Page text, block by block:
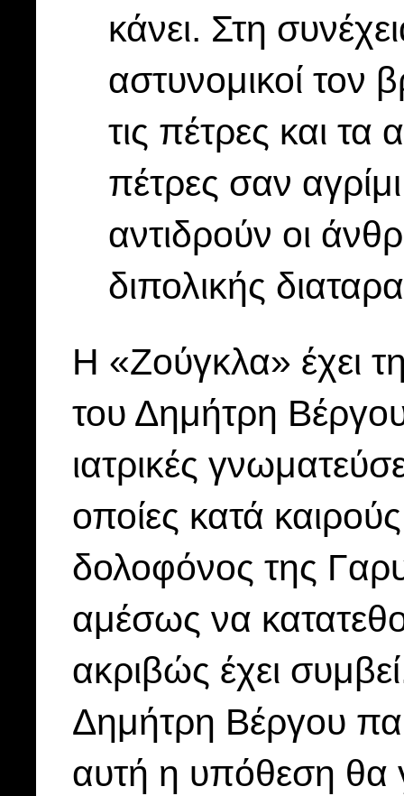
κάνει. Στη
αστυνομικοί
τις πέτρες και τα
πέτρες σαν
αντιδρούν οι
διπολικής
Η «Ζούγκλα» έχει
του Δημήτρη
ιατρικές
οποίες κατά
δολοφόνος της
αμέσως να
ακριβώς έχει
Δημήτρη Βέργου
αυτή η υπόθεση θα